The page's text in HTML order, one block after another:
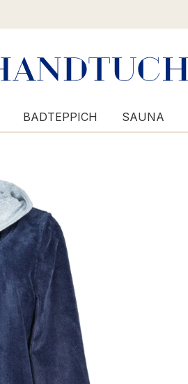
BADTEPPICH SAUNA